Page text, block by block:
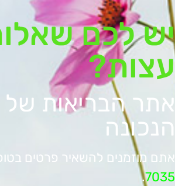
יש לכם
עצות?
אתר הבריאות
הנכונה
אתם מוזמנים להשאיר פרטים
7035
.